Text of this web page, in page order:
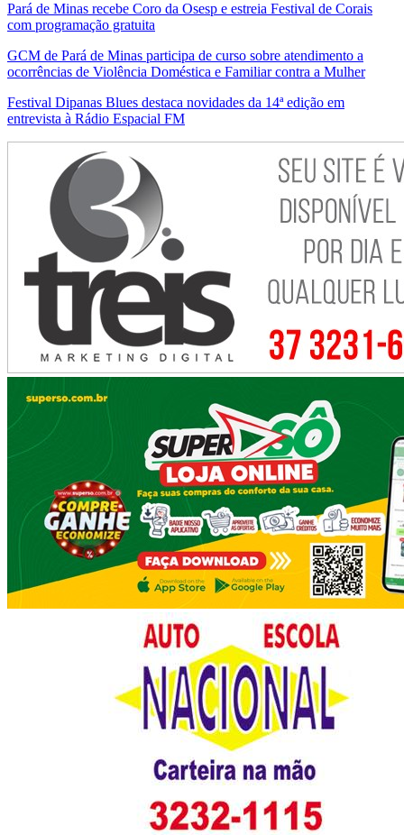
Pará de Minas recebe Coro da Osesp e estreia Festival de Corais
com programação gratuita
GCM de Pará de Minas participa de curso sobre atendimento a
ocorrências de Violência Doméstica e Familiar contra a Mulher
Festival Dipanas Blues destaca novidades da 14ª edição em
entrevista à Rádio Espacial FM